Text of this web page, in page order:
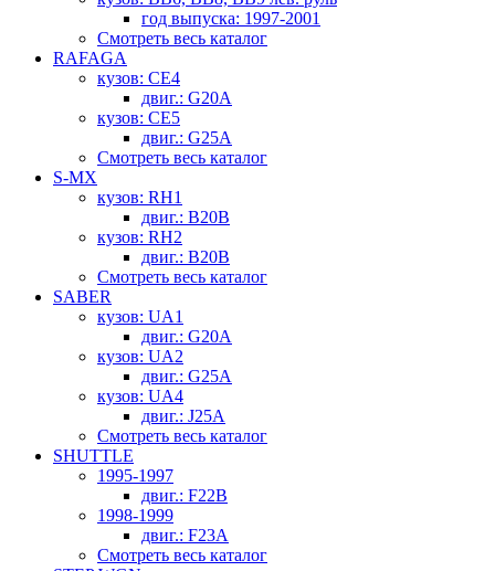
год выпуска: 1997-2001
Смотреть весь каталог
RAFAGA
кузов: CE4
двиг.: G20A
кузов: CE5
двиг.: G25A
Смотреть весь каталог
S-MX
кузов: RH1
двиг.: B20B
кузов: RH2
двиг.: B20B
Смотреть весь каталог
SABER
кузов: UA1
двиг.: G20A
кузов: UA2
двиг.: G25A
кузов: UA4
двиг.: J25A
Смотреть весь каталог
SHUTTLE
1995-1997
двиг.: F22B
1998-1999
двиг.: F23A
Смотреть весь каталог